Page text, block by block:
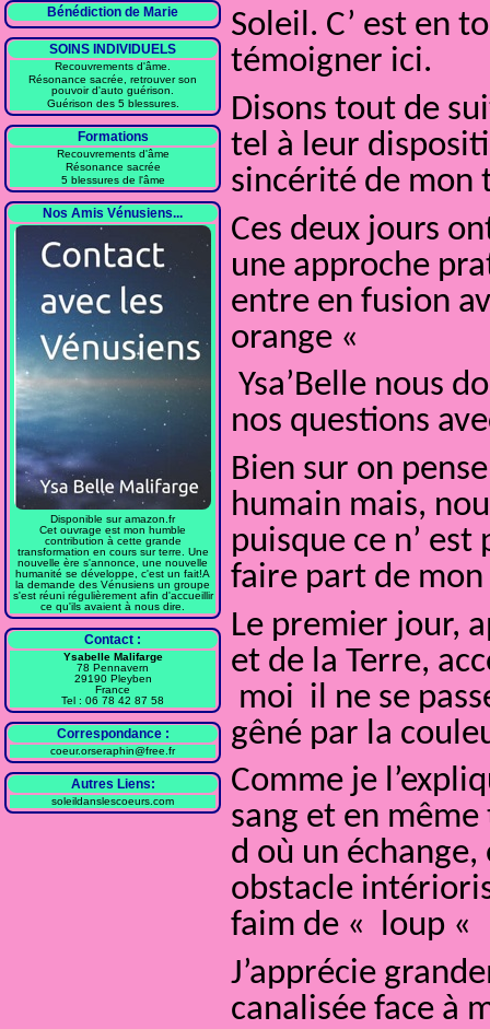
Bénédiction de Marie
SOINS INDIVIDUELS
Recouvrements d'âme.
Résonance sacrée, retrouver son
pouvoir d'auto guérison.
Guérison des 5 blessures.
Formations
Recouvrements d'âme
Résonance sacrée
5 blessures de l'âme
Nos Amis Vénusiens...
Disponible sur amazon.fr
Cet ouvrage est mon humble
contribution à cette grande
transformation en cours sur terre. Une
nouvelle ère s'annonce, une nouvelle
humanité se développe, c'est un fait!A
la demande des Vénusiens un groupe
s'est réuni régulièrement afin d'accueillir
ce qu'ils avaient à nous dire.
Contact :
Ysabelle Malifarge
78 Pennavern
29190 Pleyben
France
Tel : 06 78 42 87 58
Correspondance :
coeur.orseraphin@free.fr
Autres Liens:
soleildanslescoeurs.com
Soleil. C’ est en
témoigner ici.
Disons tout de
tel à leur
sincérité de mon
Ces deux jours
une approche
entre en fusion
orange «
Ysa’Belle nous
nos questions
Bien sur on
humain mais,
puisque ce n’
faire part de mon
Le premier jour,
et de la Terre,
moi il ne se
gêné par la
Comme je
sang et en
d où un échange,
obstacle
faim de « loup «
J’apprécie
canalisée face à